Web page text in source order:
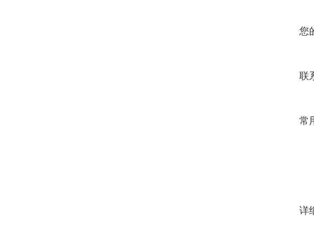
您
联
常
详